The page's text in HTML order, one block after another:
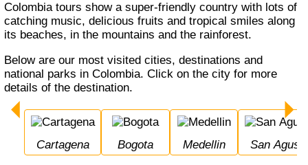
waar en wanneer jij dat wilt? Wij stellen jouw
rondreis helemaal naar wens samen. Alles is
mogelijk, wij zijn dé verre reizen specialist."
Colombia tours show a super-friendly country with lots of
catching music, delicious fruits and tropical smiles along
its beaches, in the mountains and the rainforest.
Below are our most visited cities, destinations and
national parks in Colombia. Click on the city for more
details of the destination.
Cartagena Bogota Medellin San